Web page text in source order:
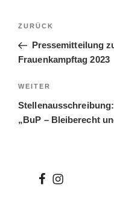
Beitragsnavigation
Vorheriger
Beitrag
ZURÜCK
Pressemitteilung
Frauenkampftag 2023
Nächster
Beitrag
WEITER
„BuP – Bleiberecht
wir wir